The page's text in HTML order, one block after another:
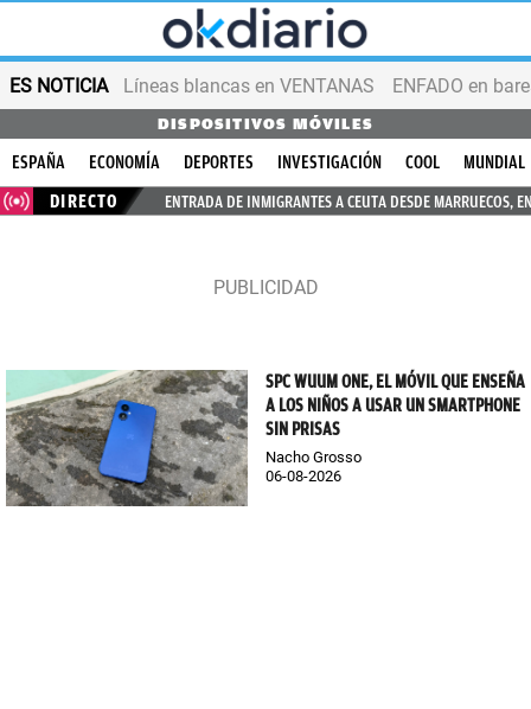
ES NOTICIA Líneas blancas en VENTANAS ENFADO en
DISPOSITIVOS MÓVILES
ESPAÑA ECONOMÍA DEPORTES INVESTIGACIÓN COOL
MUNDIAL
DIRECTO
ENTRADA DE INMIGRANTES A CEUTA DESDE MARRUECOS,
SPC WUUM ONE, EL MÓVIL QUE ENSEÑA
A LOS NIÑOS A USAR UN SMARTPHONE
SIN PRISAS
Nacho Grosso
06-08-2026